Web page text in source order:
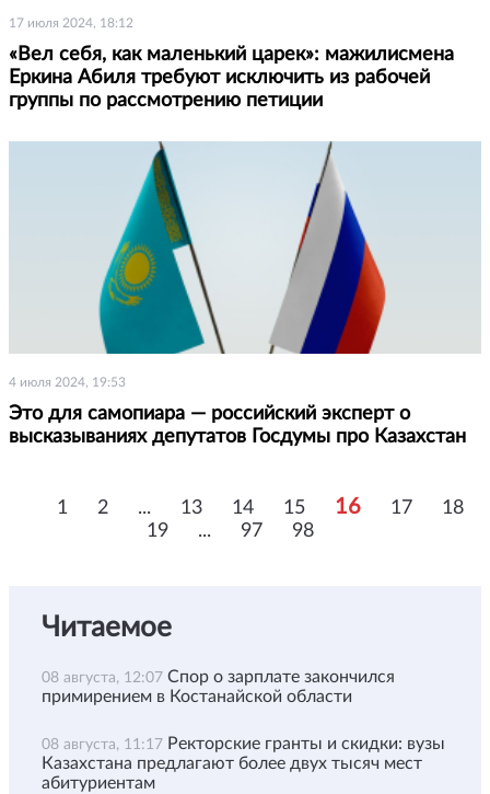
17 июля 2024, 18:12
«Вел себя, как маленький царек»: мажилисмена
Еркина Абиля требуют исключить из рабочей
группы по рассмотрению петиции
4 июля 2024, 19:53
Это для самопиара — российский эксперт о
высказываниях депутатов Госдумы про Казахстан
1 2 ... 13 14 15 16 17
18
19
... 97 98
Читаемое
08 августа, 12:07 Спор о зарплате закончился
примирением в Костанайской области
08 августа, 11:17 Ректорские гранты и скидки: вузы
Казахстана предлагают более двух тысяч мест
абитуриентам